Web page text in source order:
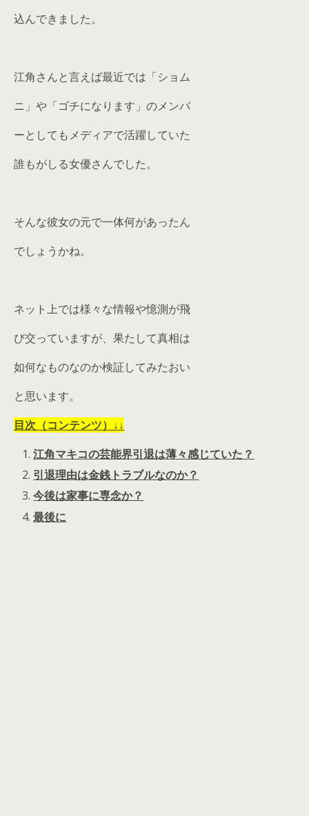
込んできました。
江角さんと言えば最近では「ショム
ニ」や「ゴチになります」のメンバ
ーとしてもメディアで活躍していた
誰もがしる女優さんでした。
そんな彼女の元で一体何があったん
でしょうかね。
ネット上では様々な情報や憶測が飛
び交っていますが、果たして真相は
如何なものなのか検証してみたおい
と思います。
目次（コンテンツ）↓↓
江角マキコの芸能界引退は薄々感じていた？
引退理由は金銭トラブルなのか？
今後は家事に専念か？
最後に